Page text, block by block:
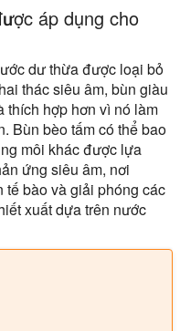
áp dụng cho
dư thừa được loại bỏ
thác siêu âm, bùn giàu
thích hợp hơn vì nó làm
Bùn bèo tấm có thể bao
môi khác được lựa
ứng siêu âm, nơi
tế bào và giải phóng các
xuất dựa trên nước